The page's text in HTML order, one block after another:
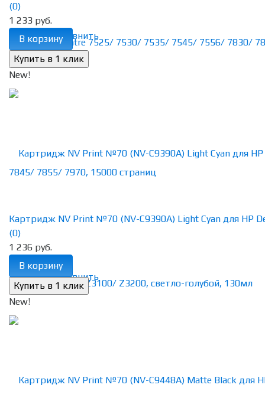
избранное сравнить
(0)
1 233 руб.
В корзину
New!
избранное сравнить
Картридж NV Print №70 (NV-C9390A) Light Cyan для HP
(0)
1 236 руб.
В корзину
New!